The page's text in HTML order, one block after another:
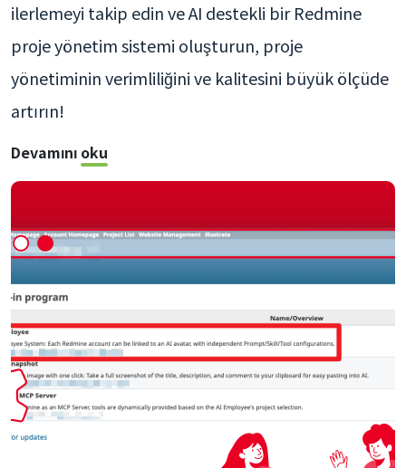
ilerlemeyi takip edin ve AI destekli bir Redmine
proje yönetim sistemi oluşturun, proje
yönetiminin verimliliğini ve kalitesini büyük ölçüde
artırın!
Devamını oku